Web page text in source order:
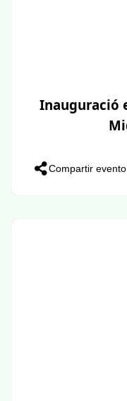
Inauguració
Compartir evento